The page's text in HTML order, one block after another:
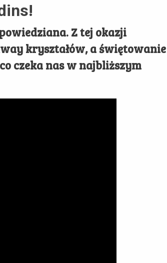
Z tej okazji
kryształów, a świętowanie
czeka nas w najbliższym